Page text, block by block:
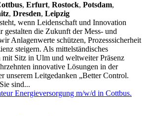
, Erfurt, Rostock, Potsdam,
, Dresden, Leipzig
wenn Leidenschaft und Innovation
gestalten die Zukunft der Mess- und
Anlagenwerte schützen, Prozesssicherheit
steigern. Als mittelständisches
mit Sitz in Ulm und weltweiter Präsenz
innovative Lösungen in der
unserem Leitgedanken „Better Control.
sind...